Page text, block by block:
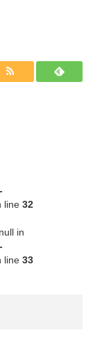
line 32
in
line 33